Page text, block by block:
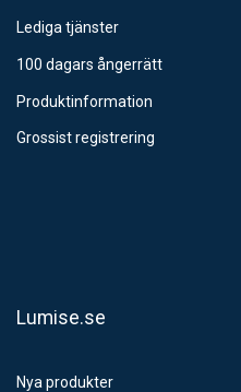
Lediga tjänster
100 dagars ångerrätt
Produktinformation
Grossist registrering
Lumise.se
Nya produkter